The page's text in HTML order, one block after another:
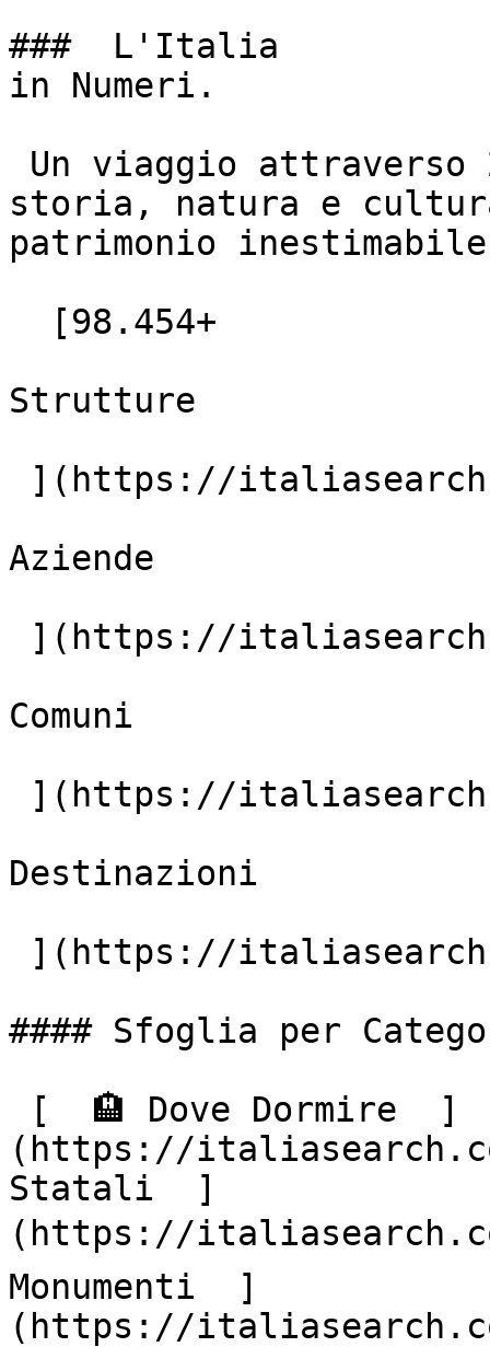
###  L'Italia
in Numeri.
storia, natura e
patrimonio
Strutture
Aziende
Comuni
Destinazioni
#### Sfoglia per
(https://
Statali  ]
(https://
Monumenti  ]
(https://